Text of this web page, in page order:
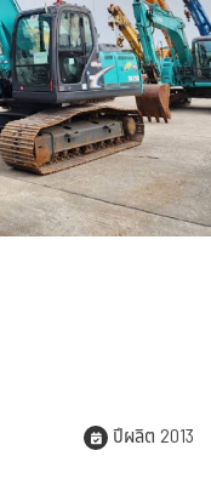
ปีผลิต 2013